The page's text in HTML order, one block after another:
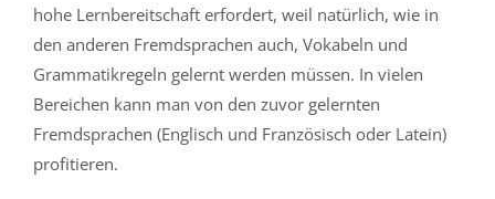
hohe Lernbereitschaft erfordert, weil natürlich, wie in
den anderen Fremdsprachen auch, Vokabeln und
Grammatikregeln gelernt werden müssen. In vielen
Bereichen kann man von den zuvor gelernten
Fremdsprachen (Englisch und Französisch oder Latein)
profitieren.